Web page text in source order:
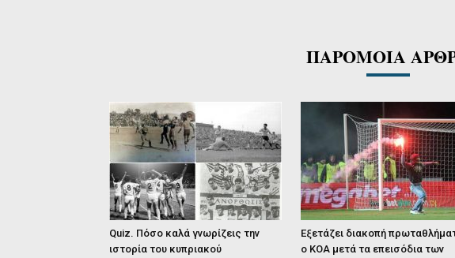
ΠΑΡΟΜΟΙΑ
Quiz. Πόσο καλά γνωρίζεις την
ιστορία του κυπριακού
Εξετάζει διακοπή
ο ΚΟΑ μετά τα επεισόδια των